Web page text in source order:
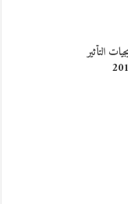
التأثير